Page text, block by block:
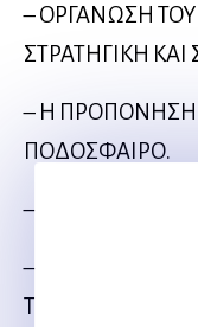
– ΟΡΓΑΝΩΣΗ ΤΟΥ
ΣΤΡΑΤΗΓΙΚΗ
– Η ΠΡΟΠΟΝΗΣΗ
ΠΟΔΟΣΦΑΙΡΟ.
– ΚΕΡΔΙΖΟΝΤΑΣ
– ΠΡΟΓΡΑΜΜΑ
ΤΗΣ ΠΡΟΣΟΧΗΣ